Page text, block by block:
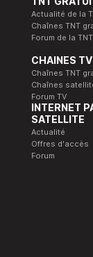
Actualité de la
Chaînes TNT
Forum de la TNT
CHAINES TV
Chaînes TNT
Chaînes
Forum TV
INTERNET
SATELLITE
Actualité
Offres d'accès
Forum